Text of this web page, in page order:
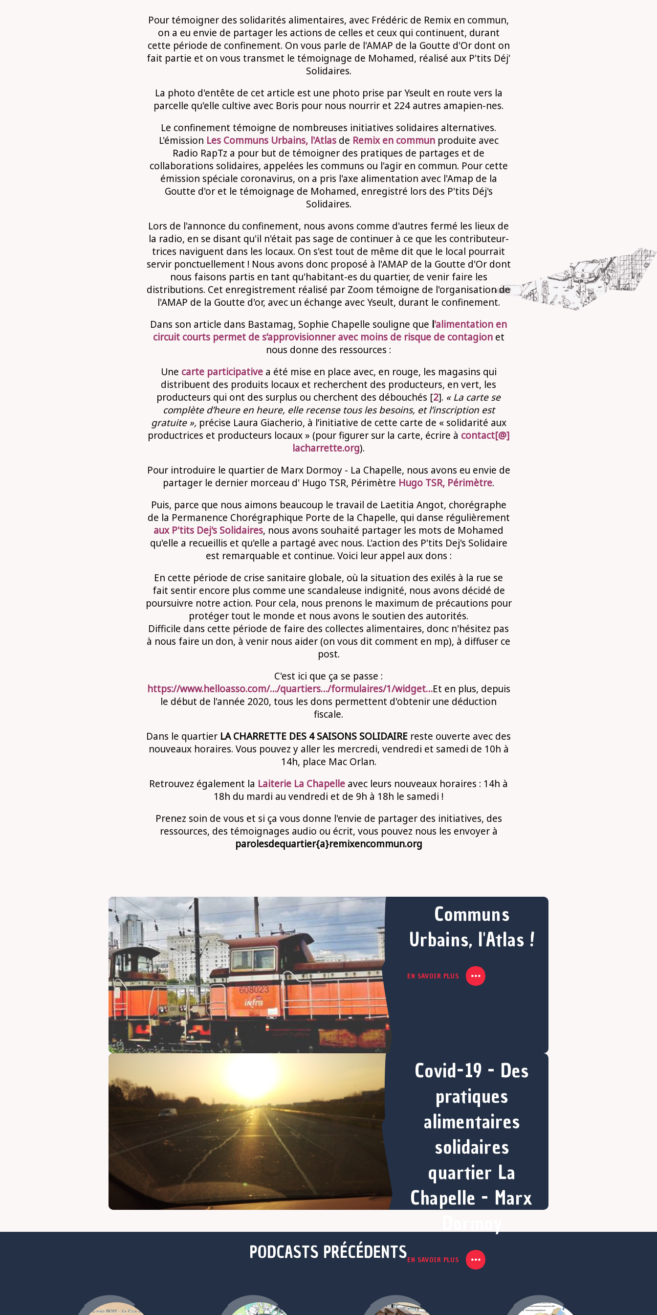
Pour témoigner des solidarités alimentaires, avec Frédéric de Remix en commun,
on a eu envie de partager les actions de celles et ceux qui continuent, durant
cette période de confinement. On vous parle de l'AMAP de la Goutte d'Or dont on
fait partie et on vous transmet le témoignage de Mohamed, réalisé aux P'tits Déj'
Solidaires.
La photo d'entête de cet article est une photo prise par Yseult en route vers la
parcelle qu'elle cultive avec Boris pour nous nourrir et 224 autres amapien-nes.
Le confinement témoigne de nombreuses initiatives solidaires alternatives.
L'émission Les Communs Urbains, l'Atlasde Remix en communproduite avec
Radio RapTz a pour but de témoigner des pratiques de partages et de
collaborations solidaires, appelées les communs ou l'agir en commun. Pour cette
émission spéciale coronavirus, on a pris l'axe alimentation avec l'Amap de la
Goutte d'or et le témoignage de Mohamed, enregistré lors des P'tits Déj's
Solidaires.
Lors de l'annonce du confinement, nous avons comme d'autres fermé les lieux de
la radio, en se disant qu'il n'était pas sage de continuer à ce que les contributeur-
trices naviguent dans les locaux. On s'est tout de même dit que le local pourrait
servir ponctuellement ! Nous avons donc proposé à l'AMAP de la Goutte d'Or dont
nous faisons partis en tant qu'habitant-es du quartier, de venir faire les
distributions. Cet enregistrement réalisé par Zoom témoigne de l'organisation de
l'AMAP de la Goutte d'or, avec un échange avec Yseult, durant le confinement.
Dans son article dans Bastamag, Sophie Chapelle souligne que l'alimentation en
circuit courts permet de s’approvisionner avec moins de risque de contagionet
nous donne des ressources :
Une carte participativea été mise en place avec, en rouge, les magasins qui
distribuent des produits locaux et recherchent des producteurs, en vert, les
producteurs qui ont des surplus ou cherchent des débouchés [2]. « La carte se
complète d’heure en heure, elle recense tous les besoins, et l’inscription est
gratuite », précise Laura Giacherio, à l’initiative de cette carte de « solidarité aux
productrices et producteurs locaux » (pour figurer sur la carte, écrire à contact[@]
lacharrette.org).
Pour introduire le quartier de Marx Dormoy - La Chapelle, nous avons eu envie de
partager le dernier morceau d' Hugo TSR, Périmètre Hugo TSR, Périmètre.
Puis, parce que nous aimons beaucoup le travail de Laetitia Angot, chorégraphe
de la Permanence Chorégraphique Porte de la Chapelle, qui danse régulièrement
aux P'tits Dej's Solidaires, nous avons souhaité partager les mots de Mohamed
qu'elle a recueillis et qu'elle a partagé avec nous. L'action des P'tits Dej's Solidaire
est remarquable et continue. Voici leur appel aux dons :
En cette période de crise sanitaire globale, où la situation des exilés à la rue se
fait sentir encore plus comme une scandaleuse indignité, nous avons décidé de
poursuivre notre action. Pour cela, nous prenons le maximum de précautions pour
protéger tout le monde et nous avons le soutien des autorités.
Difficile dans cette période de faire des collectes alimentaires, donc n'hésitez pas
à nous faire un don, à venir nous aider (on vous dit comment en mp), à diffuser ce
post.
C'est ici que ça se passe :
https://www.helloasso.com/…/quartiers…/formulaires/1/widget…Et en plus, depuis
le début de l'année 2020, tous les dons permettent d'obtenir une déduction
fiscale.
Dans le quartier LA CHARRETTE DES 4 SAISONS SOLIDAIRE reste ouverte avec des
nouveaux horaires. Vous pouvez y aller les mercredi, vendredi et samedi de 10h à
14h, place Mac Orlan.
Retrouvez également la Laiterie La Chapelle avec leurs nouveaux horaires : 14h à
18h du mardi au vendredi et de 9h à 18h le samedi !
Prenez soin de vous et si ça vous donne l'envie de partager des initiatives, des
ressources, des témoignages audio ou écrit, vous pouvez nous les envoyer à
parolesdequartier{a}remixencommun.org
Communs
Urbains, l'Atlas !
EN SAVOIR PLUS
Covid-19 - Des
pratiques
alimentaires
solidaires
quartier La
Chapelle - Marx
EN SAVOIR PLUS
PODCASTS PRÉCÉDENTS